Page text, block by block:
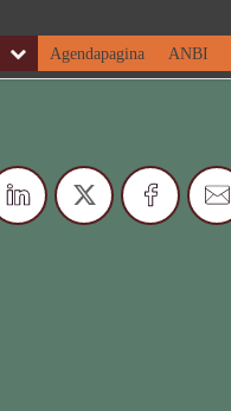
Agendapagina ANBI